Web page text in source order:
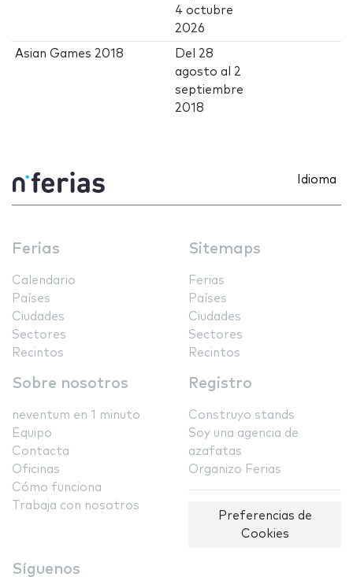
4 octubre
2026
Asian Games 2018 Del 28
agosto al 2
septiembre
2018
Idioma
Ferias
Calendario
Países
Ciudades
Sectores
Recintos
Sitemaps
Ferias
Países
Ciudades
Sectores
Recintos
Sobre nosotros
neventum en 1 minuto
Equipo
Contacta
Oficinas
Cómo funciona
Trabaja con nosotros
Registro
Construyo stands
Soy una agencia de
azafatas
Organizo Ferias
Preferencias de
Cookies
Síguenos